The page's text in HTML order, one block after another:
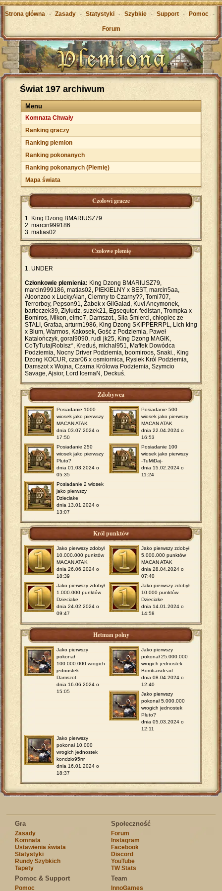
Strona główna - Zasady - Statystyki - Szybkie - Support - Pomoc -
Forum
Świat 197 archiwum
Menu
Komnata Chwały
Ranking graczy
Ranking plemion
Ranking pokonanych
Ranking pokonanych (Plemię)
Mapa świata
Czołowi gracze
King Dzong BMARIUSZ79
marcin999186
matias02
Czołowe plemię
UNDER
Członkowie plemienia: King Dzong BMARIUSZ79,
marcin999186, matias02, PIEKIELNY x BEST, marcin5aa,
Aloonzoo x LuckyAlan, Ciemny to Czarny??, Tomi707,
Terrorboy, Pepson91, Żabek x GilGalad, Kuvi Ancymonek,
barteczek39, Zlyludz, suzek21, Egsequtor, fedistan, Trompka x
Bomiros, Mikon, elmo7, Damszot., Siła Śmierci, chłopiec ze
STALI, Grafaa, arturm1986, King Dzong SKIPPERRPL, Lich king
x Blum, Warmos, Kakosek, Gość z Podziemia, Paweł
Katalończyk, goral9090, rudi jk25, King Dzong MAGIK,
CoTyTutajRobisz*, Kreduś, michal951, Maffek Dowódca
Podziemia, Nocny Driver Podziemia, boomiroos, Snaki., King
Dzong KOCUR, czar06 x osmiornica, Rysiek Król Podziemia,
Damszot x Wojna, Czarna Królowa Podziemia, Szymcio
Savage, Ajsior, Lord IcemaN, Deckuś.
Zdobywca
Posiadanie 1000
wiosek jako pierwszy
MACAN ATAK
dnia 03.07.2024 o
17:50
Posiadanie 500
wiosek jako pierwszy
MACAN ATAK
dnia 22.04.2024 o
16:53
Posiadanie 250
wiosek jako pierwszy
Pluto?
dnia 01.03.2024 o
05:35
Posiadanie 100
wiosek jako pierwszy
-TuMiDaj-
dnia 15.02.2024 o
11:24
Posiadanie 2 wiosek
jako pierwszy
Dzieciake
dnia 13.01.2024 o
13:07
Król punktów
Jako pierwszy zdobył
10.000.000 punktów
MACAN ATAK
dnia 26.06.2024 o
18:39
Jako pierwszy zdobył
5.000.000 punktów
MACAN ATAK
dnia 28.04.2024 o
07:40
Jako pierwszy zdobył
1.000.000 punktów
Dzieciake
dnia 24.02.2024 o
09:47
Jako pierwszy zdobył
10.000 punktów
Dzieciake
dnia 14.01.2024 o
14:58
Hetman polny
Jako pierwszy
pokonał
100.000.000 wrogich
jednostek
Damszot.
dnia 16.06.2024 o
15:05
Jako pierwszy
pokonał 25.000.000
wrogich jednostek
Bombaisdead
dnia 08.04.2024 o
12:40
Jako pierwszy
pokonał 5.000.000
wrogich jednostek
Pluto?
dnia 05.03.2024 o
12:11
Jako pierwszy
pokonał 10.000
wrogich jednostek
kondzio95rrr
dnia 16.01.2024 o
18:37
Gra
Zasady
Komnata
Ustawienia świata
Statystyki
Rundy Szybkich
Tapety
Społeczność
Forum
Instagram
Facebook
Discord
YouTube
TW Stats
Pomoc & Support
Pomoc
Team
InnoGames